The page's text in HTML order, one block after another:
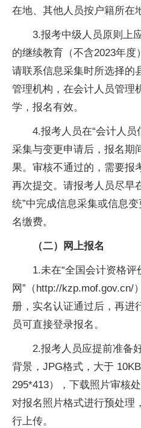
在地、其他人员按户籍所在
3.报考中级人员原则上
的继续教育（不含2023年度
请联系信息采集时所选择的
管理机构，在会计人员管理
学，报名有效。
4.报考人员在“会计人员
采集与变更申请后，报名期
果。审核不通过的，需要报
再次提交。请报考人员尽早
统”中完成信息采集或信息
名缴费。
（二）网上报名
1.未在“全国会计资格评
网”（http://kzp.mof.gov.cn/
册，实名认证通过后，再进
员可直接登录报名。
2.报考人员应提前准备
背景，JPG格式，大于
295*413），下载照片审核
对报名照片格式进行预处理
行上传。